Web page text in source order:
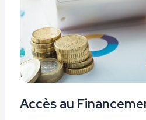
Accès au